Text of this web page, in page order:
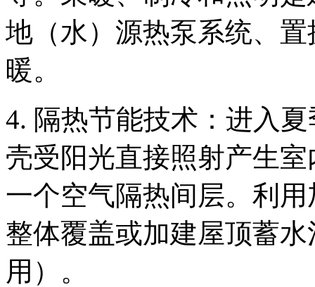
地（水）源热泵系统、
暖。
4. 隔热节能技术：进入
壳受阳光直接照射产生
一个空气隔热间层。利
整体覆盖或加建屋顶蓄
用）。